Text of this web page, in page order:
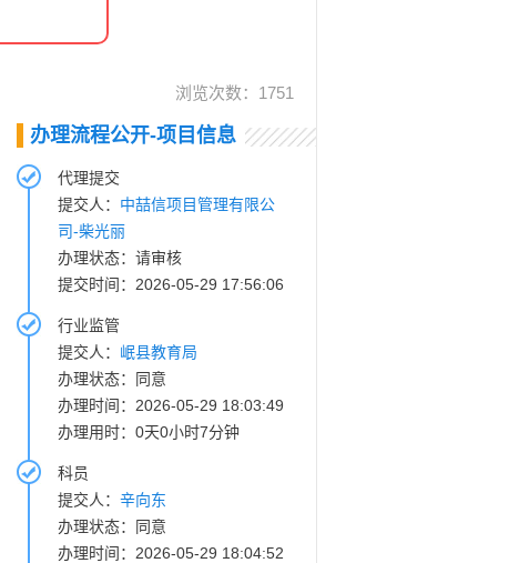
浏览次数： 1751
办理流程公开-项目信息
代理提交
提交人： 中喆信项目管理有限公
司-柴光丽
办理状态：请审核
提交时间：2026-05-29 17:56:06
行业监管
提交人： 岷县教育局
办理状态：同意
办理时间：2026-05-29 18:03:49
办理用时：0天0小时7分钟
科员
提交人： 辛向东
办理状态：同意
办理时间：2026-05-29 18:04:52